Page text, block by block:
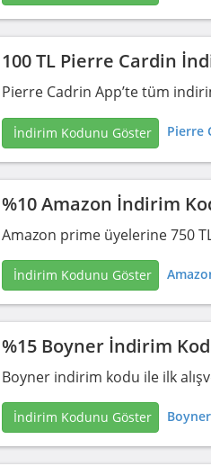
100 TL Pierre Cardin
Pierre Cadrin App’te tüm
İndirim Kodunu Göster Pierre
%10 Amazon İndirim
Amazon prime üyelerine 750
İndirim Kodunu Göster
%15 Boyner İndirim
Boyner indirim kodu ile ilk
İndirim Kodunu Göster